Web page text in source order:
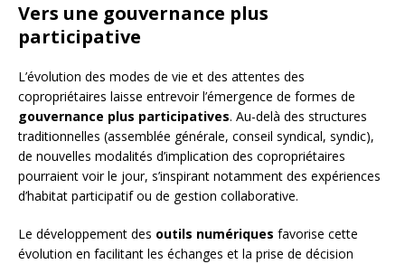
Vers une gouvernance plus
participative
L’évolution des modes de vie et des attentes des
copropriétaires laisse entrevoir l’émergence de formes de
gouvernance plus participatives. Au-delà des structures
traditionnelles (assemblée générale, conseil syndical, syndic),
de nouvelles modalités d’implication des copropriétaires
pourraient voir le jour, s’inspirant notamment des expériences
d’habitat participatif ou de gestion collaborative.
Le développement des outils numériques favorise cette
évolution en facilitant les échanges et la prise de décision